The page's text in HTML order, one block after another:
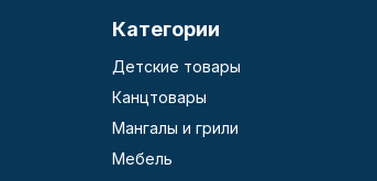
Категории
Детские товары
Канцтовары
Мангалы и грили
Мебель